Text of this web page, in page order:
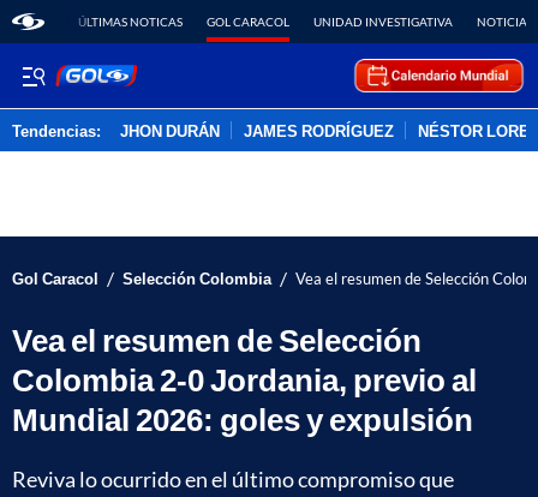
ÚLTIMAS NOTICAS GOL CARACOL UNIDAD INVESTIGATIVA NOTICIAS
Tendencias: JHON DURÁN JAMES RODRÍGUEZ NÉSTOR
Gol Caracol / Selección Colombia / Vea el resumen de Selección
Vea el resumen de Selección
Colombia 2-0 Jordania, previo al
Mundial 2026: goles y expulsión
Reviva lo ocurrido en el último compromiso que